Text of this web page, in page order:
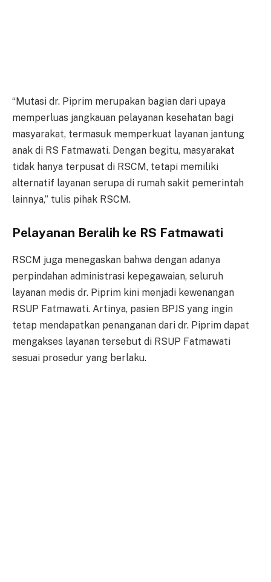
“Mutasi dr. Piprim merupakan bagian dari upaya
memperluas jangkauan pelayanan kesehatan bagi
masyarakat, termasuk memperkuat layanan jantung
anak di RS Fatmawati. Dengan begitu, masyarakat
tidak hanya terpusat di RSCM, tetapi memiliki
alternatif layanan serupa di rumah sakit pemerintah
lainnya,” tulis pihak RSCM.
Pelayanan Beralih ke RS Fatmawati
RSCM juga menegaskan bahwa dengan adanya
perpindahan administrasi kepegawaian, seluruh
layanan medis dr. Piprim kini menjadi kewenangan
RSUP Fatmawati. Artinya, pasien BPJS yang ingin
tetap mendapatkan penanganan dari dr. Piprim dapat
mengakses layanan tersebut di RSUP Fatmawati
sesuai prosedur yang berlaku.